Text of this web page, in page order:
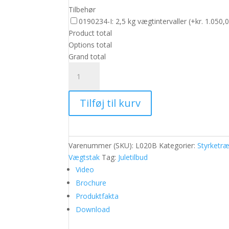
Tilbehør
0190234-I: 2,5 kg vægtintervaller (+kr.
Product total
Options total
Grand total
Leg
extension/curl
antalTilføj til kurv
Varenummer (SKU): L020B Kategorier:
Vægtstak Tag: Juletilbud
Video
Brochure
Produktfakta
Download